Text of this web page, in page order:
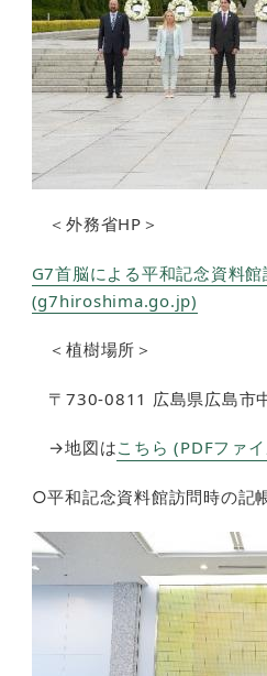
＜外務省HP＞
G7首脳による平和記念資料
(g7hiroshima.go.jp)
＜植樹場所＞
〒730-0811 広島県広島市
→地図はこちら (PDFファ
○平和記念資料館訪問時の記